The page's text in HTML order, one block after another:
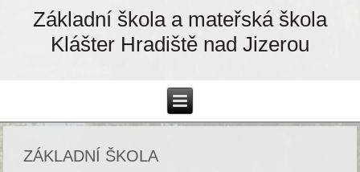
Základní škola a mateřská škola
Klášter Hradiště nad Jizerou
ZÁKLADNÍ ŠKOLA